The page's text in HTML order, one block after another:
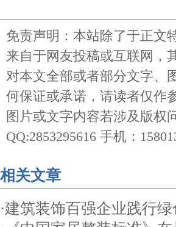
免责声明：本站除了于正文
来自于网友投稿或互联网，
对本文全部或者部分文字、
何保证或承诺，请读者仅作
图片或文字内容若涉及版权
QQ:2853295616 手机：
相关文章
·建筑装饰百强企业践行绿